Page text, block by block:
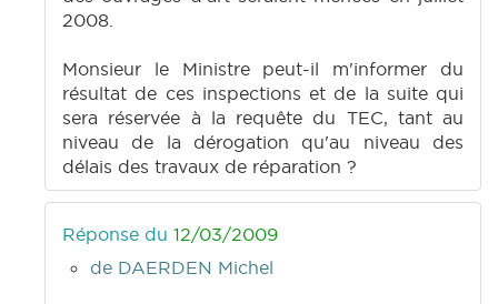
2008.
Monsieur le Ministre peut-il m'informer du
résultat de ces inspections et de la suite qui
sera réservée à la requête du TEC, tant au
niveau de la dérogation qu'au niveau des
délais des travaux de réparation ?
Réponse du 12/03/2009
de DAERDEN Michel